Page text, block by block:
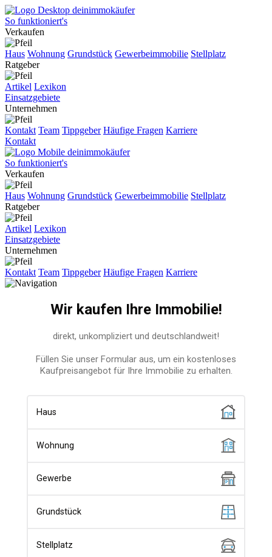
So funktioniert's
Verkaufen
Haus Wohnung Grundstück Gewerbeimmobilie Stellplatz
Ratgeber
Artikel Lexikon
Einsatzgebiete
Unternehmen
Kontakt Team Tippgeber Häufige Fragen Karriere
Kontakt
So funktioniert's
Verkaufen
Haus Wohnung Grundstück Gewerbeimmobilie Stellplatz
Ratgeber
Artikel Lexikon
Einsatzgebiete
Unternehmen
Kontakt Team Tippgeber Häufige Fragen Karriere